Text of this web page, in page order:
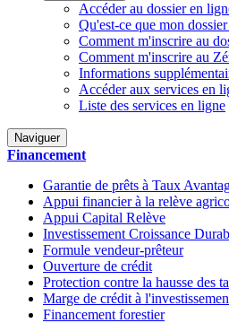
Accéder au dossier en
Qu'est-ce que mon
Comment m'inscrire au
Comment m'inscrire au
Informations
Accéder aux services en
Liste des services en ligne
Naviguer
Financement
Garantie de prêts à Taux
Appui financier à la relève
Appui Capital Relève
Investissement Croissance
Formule vendeur-prêteur
Ouverture de crédit
Protection contre la hausse des
Marge de crédit à
Financement forestier